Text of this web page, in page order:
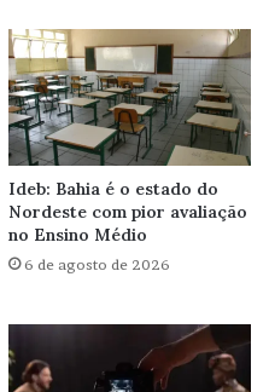
Ideb: Bahia é o estado do
Nordeste com pior avaliação
no Ensino Médio
6 de agosto de 2026